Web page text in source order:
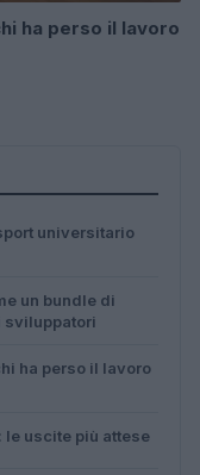
ha perso il lavoro
universitario
un bundle di
sviluppatori
ha perso il lavoro
uscite più attese